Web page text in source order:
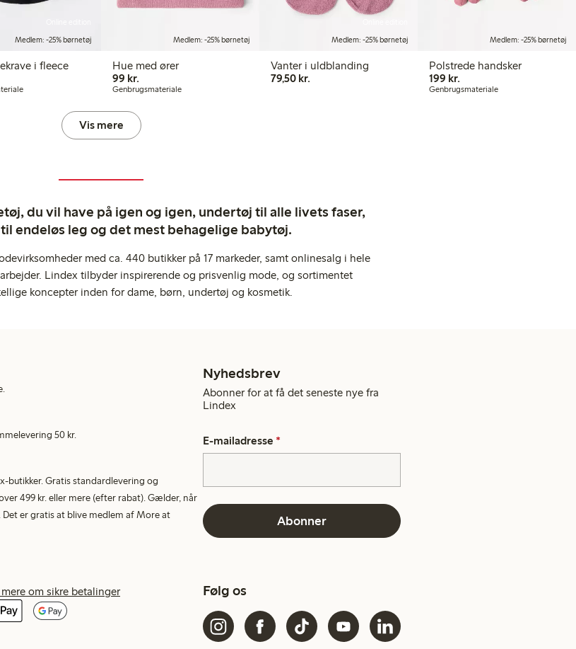
Medlem: -25% børnetøj
i fleece
Medlem: -25% børnetøj
Hue med ører
99 kr.
Genbrugsmateriale
Medlem: -25% børnetøj
Vanter i uldblanding
79,50 kr.
Medlem: -25% børnetøj
Polstrede handsker
199 kr.
Genbrugsmateriale
Vis mere
du vil have på igen og igen, undertøj til alle livets faser,
endeløs leg og det mest behagelige babytøj.
med ca. 440 butikker på 17 markeder, samt onlinesalg i hele
Lindex tilbyder inspirerende og prisvenlig mode, og sortimentet
koncepter inden for dame, børn, undertøj og kosmetik.
50 kr.
butikker. Gratis standardlevering og
499 kr. eller mere (efter rabat). Gælder, når
er gratis at blive medlem af More at
Nyhedsbrev
Abonner for at få det seneste nye fra
Lindex
E-mailadresse *
Abonner
om sikre betalinger Følg os